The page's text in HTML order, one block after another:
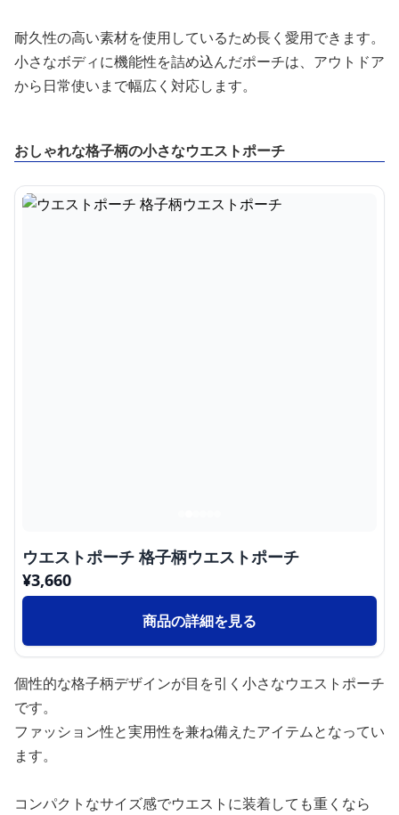
耐久性の高い素材を使用しているため長く愛用できます。
小さなボディに機能性を詰め込んだポーチは、アウトドア
から日常使いまで幅広く対応します。
おしゃれな格子柄の小さなウエストポーチ
ウエストポーチ 格子柄ウエストポーチ
¥3,660
商品の詳細を見る
個性的な格子柄デザインが目を引く小さなウエストポーチ
です。
ファッション性と実用性を兼ね備えたアイテムとなってい
ます。
コンパクトなサイズ感でウエストに装着しても重くなら